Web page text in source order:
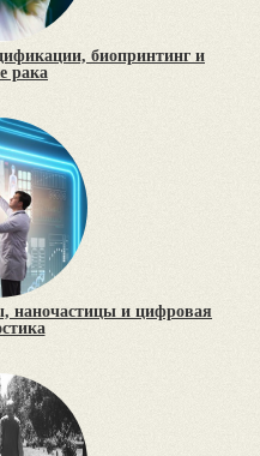
биопринтинг и
рака
наночастицы и цифровая